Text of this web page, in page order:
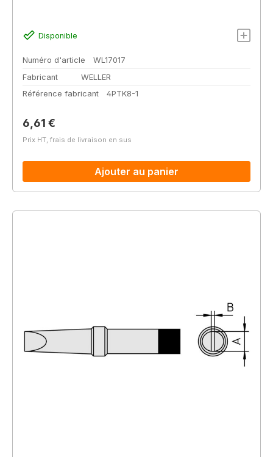
Disponible
Numéro d'article
WL17017
Fabricant
WELLER
Référence fabricant
4PTK8-1
Prix régulier :
6,61 €
Prix HT, frais de livraison en sus
Ajouter au panier